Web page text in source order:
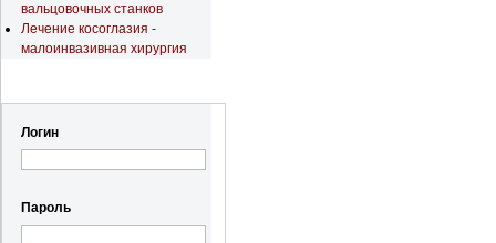
вальцовочных станков
Лечение косоглазия -
малоинвазивная хирургия
Логин
Пароль